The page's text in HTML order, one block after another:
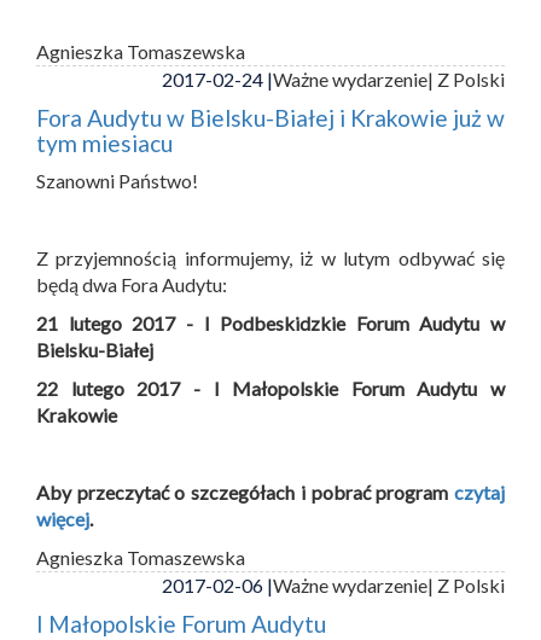
Agnieszka Tomaszewska
2017-02-24 |Ważne wydarzenie| Z Polski
Fora Audytu w Bielsku-Białej i Krakowie już w
tym miesiacu
Szanowni Państwo!
Z przyjemnością informujemy, iż w lutym odbywać się
będą dwa Fora Audytu:
21 lutego 2017 - I Podbeskidzkie Forum Audytu w
Bielsku-Białej
22 lutego 2017 - I Małopolskie Forum Audytu w
Krakowie
Aby przeczytać o szczegółach i pobrać program czytaj
więcej.
Agnieszka Tomaszewska
2017-02-06 |Ważne wydarzenie| Z Polski
I Małopolskie Forum Audytu